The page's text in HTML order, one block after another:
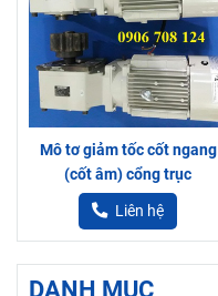
Mô tơ giảm tốc cốt ngang
(cốt âm) cổng trục
Liên hệ
DANH MỤC